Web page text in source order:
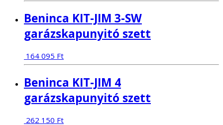
Beninca KIT-JIM 3-SW
garázskapunyitó szett
164 095 Ft
Beninca KIT-JIM 4
garázskapunyitó szett
262 150 Ft